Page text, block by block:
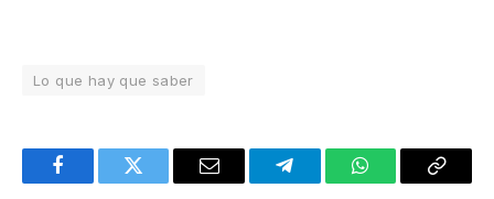
Lo que hay que saber
FacebookTwitter Email TelegramWhatsAppCopy